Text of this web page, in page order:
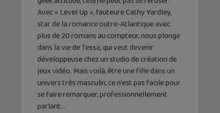
Avec « Level Up », l’auteure Cathy Yardley,
star de la romance outre-Atlantique avec
plus de 20 romans au compteur, nous plonge
dans la vie de Tessa, qui veut devenir
développeuse chez un studio de création de
jeux vidéo. Mais voilà, être une fille dans un
univers très masculin, ce n’est pas facile pour
se faire remarquer, professionnellement
parlant…